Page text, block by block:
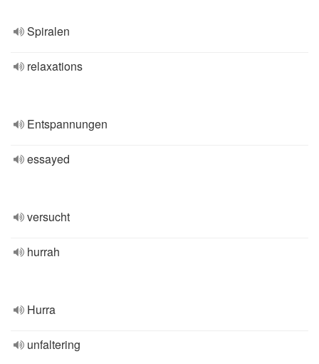
Spiralen
relaxations
Entspannungen
essayed
versucht
hurrah
Hurra
unfaltering